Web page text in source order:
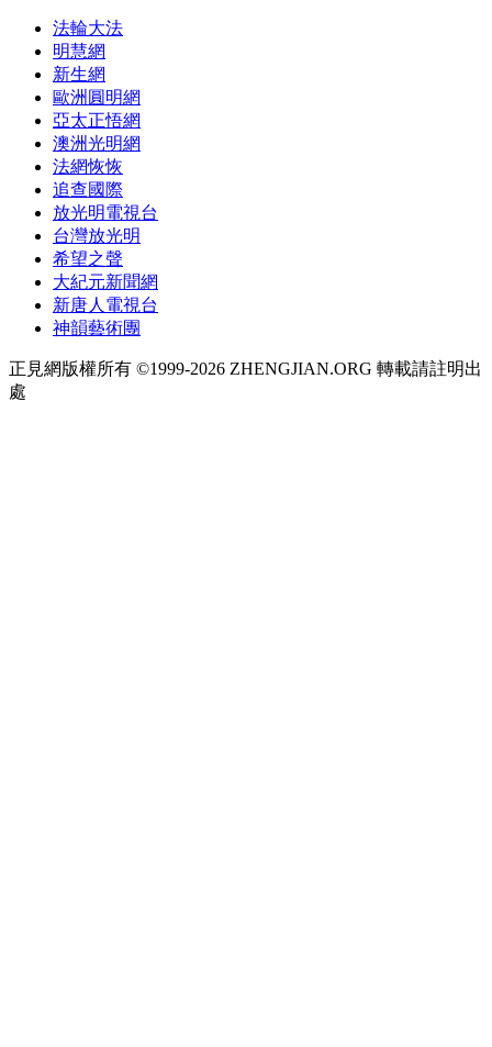
法輪大法
明慧網
新生網
歐洲圓明網
亞太正悟網
澳洲光明網
法網恢恢
追查國際
放光明電視台
台灣放光明
希望之聲
大紀元新聞網
新唐人電視台
神韻藝術團
正見網版權所有 ©1999-2026 ZHENGJIAN.ORG 轉載請註明出
處